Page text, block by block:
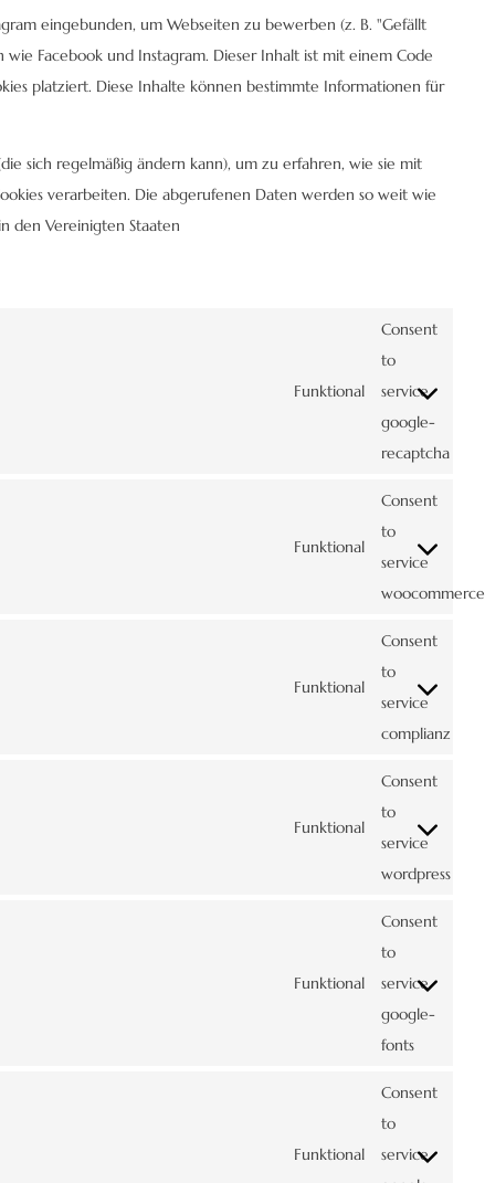
eingebunden, um Webseiten zu bewerben (z. B. "Gefällt
Facebook und Instagram. Dieser Inhalt ist mit einem Code
platziert. Diese Inhalte können bestimmte Informationen für
sich regelmäßig ändern kann), um zu erfahren, wie sie mit
verarbeiten. Die abgerufenen Daten werden so weit wie
den Vereinigten Staaten
Funktional
Consent
to
service
google-
recaptcha
Funktional
Consent
to
service
woocommerce
Funktional
Consent
to
service
complianz
Funktional
Consent
to
service
wordpress
Funktional
Consent
to
service
google-
fonts
Funktional
Consent
to
service